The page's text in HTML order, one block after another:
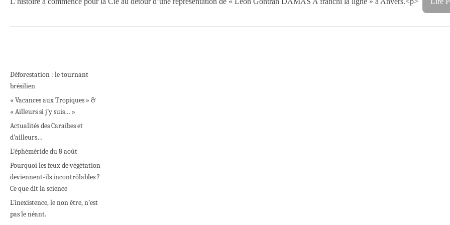
Déforestation : le tournant
brésilien
« Vacances aux Tropiques » &
« Ailleurs si j’y suis… »
Actualités des Caraïbes et
d’ailleurs…
L’éphéméride du 8 août
Pourquoi les feux de végétation
deviennent-ils incontrôlables ?
Ce que dit la science
L’inexistence, le non être, n’est
pas le néant.